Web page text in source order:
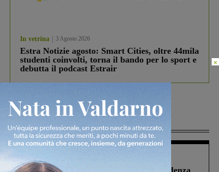
In vetrina 3 Agosto 2026
Estra Notizie agosto: Smart Cities, oltre 44mila
studenti coinvolti, torna il bando per lo sport e
debutta il podcast Estrair
Più lette
Figline Incisa Valdarno 1 Agosto 2026
×